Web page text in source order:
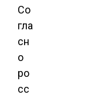
Со
гла
сн
о
ро
сс